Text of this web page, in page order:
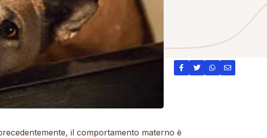
il comportamento materno è